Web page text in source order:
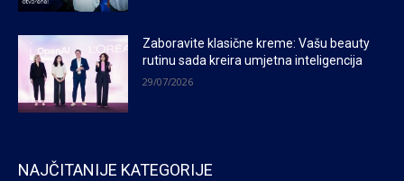
Zaboravite klasične kreme: Vašu beauty
rutinu sada kreira umjetna inteligencija
29/07/2026
NAJČITANIJE KATEGORIJE